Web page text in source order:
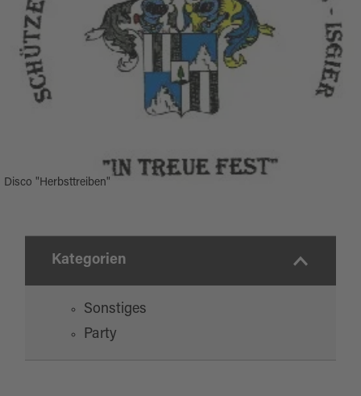
Disco "Herbsttreiben"
Kategorien
Sonstiges
Party